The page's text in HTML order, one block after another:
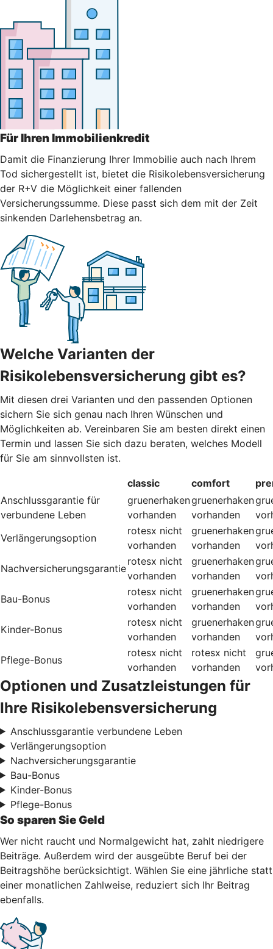
Für Ihren Immobilienkredit
Damit die Finanzierung Ihrer Immobilie auch nach Ihrem
Tod sichergestellt ist, bietet die Risikolebensversicherung
der R+V die Möglichkeit einer fallenden
Versicherungssumme. Diese passt sich dem mit der Zeit
sinkenden Darlehensbetrag an.
Welche Varianten der
Risikolebensversicherung gibt es?
Mit diesen drei Varianten und den passenden Optionen
sichern Sie sich genau nach Ihren Wünschen und
Möglichkeiten ab. Vereinbaren Sie am besten direkt einen
Termin und lassen Sie sich dazu beraten, welches Modell
für Sie am sinnvollsten ist.
classic comfort
Anschlussgarantie für
verbundene Leben
gruenerhaken
vorhanden
gruenerhaken
vorhanden
Verlängerungsoption
rotesx nicht
vorhanden
gruenerhaken
vorhanden
Nachversicherungsgarantie
rotesx nicht
vorhanden
gruenerhaken
vorhanden
Bau-Bonus
rotesx nicht
vorhanden
gruenerhaken
vorhanden
Kinder-Bonus
rotesx nicht
vorhanden
gruenerhaken
vorhanden
Pflege-Bonus
rotesx nicht
vorhanden
rotesx nicht
vorhanden
Optionen und Zusatzleistungen für
Ihre Risikolebensversicherung
Anschlussgarantie verbundene Leben
Verlängerungsoption
Nachversicherungsgarantie
Bau-Bonus
Kinder-Bonus
Pflege-Bonus
So sparen Sie Geld
Wer nicht raucht und Normalgewicht hat, zahlt niedrigere
Beiträge. Außerdem wird der ausgeübte Beruf bei der
Beitragshöhe berücksichtigt. Wählen Sie eine jährliche statt
einer monatlichen Zahlweise, reduziert sich Ihr Beitrag
ebenfalls.